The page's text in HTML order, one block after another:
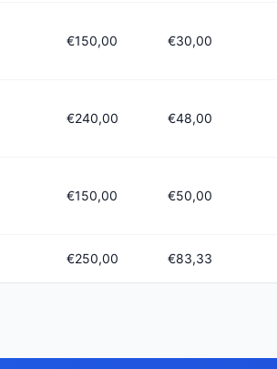
€150,00 €30,00
€240,00 €48,00
€150,00 €50,00
€250,00 €83,33